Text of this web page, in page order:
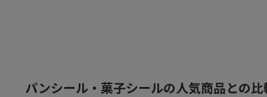
パンシール・菓子シールの人気商品との比